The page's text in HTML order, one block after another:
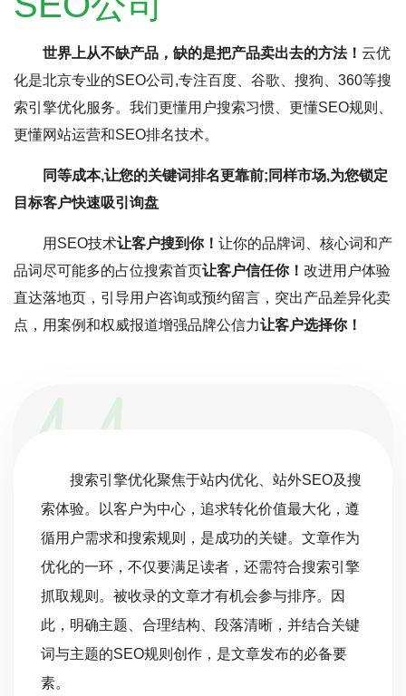
世界上从不缺产品，缺的是把产品卖出去的方法！ 云优
化是北京专业的SEO公司,专注百度、谷歌、搜狗、360等搜
索引擎优化服务。我们更懂用户搜索习惯、更懂SEO规则、
更懂网站运营和SEO排名技术。
同等成本,让您的关键词排名更靠前;同样市场,为您锁定
目标客户快速吸引询盘
用SEO技术让客户搜到你！ 让你的品牌词、核心词和产
品词尽可能多的占位搜索首页让客户信任你！ 改进用户体验
直达落地页，引导用户咨询或预约留言，突出产品差异化卖
点，用案例和权威报道增强品牌公信力让客户选择你！
搜索引擎优化聚焦于站内优化、站外SEO及搜
索体验。以客户为中心，追求转化价值最大化，遵
循用户需求和搜索规则，是成功的关键。文章作为
优化的一环，不仅要满足读者，还需符合搜索引擎
抓取规则。被收录的文章才有机会参与排序。因
此，明确主题、合理结构、段落清晰，并结合关键
词与主题的SEO规则创作，是文章发布的必备要
素。